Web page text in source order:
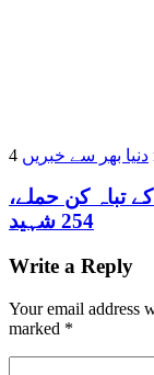
دنیا بھر سے خبریں
تباہ کن حملے،
254 شہید
Write a Reply
Your email address
marked *